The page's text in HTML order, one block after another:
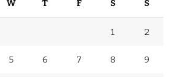
W T F S S
1 2
5 6 7 8 9